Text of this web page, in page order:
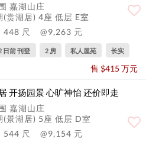
嘉湖山庄
(赏湖居) 4座 低层 E室
448 尺
@9,263 元
日前 刊登 2 房 私人屋苑 长实
售 $415 万元
开扬园景 心旷神怡 还价即走
嘉湖山庄
(景湖居) 5座 低层 D室
544 尺
@9,154 元